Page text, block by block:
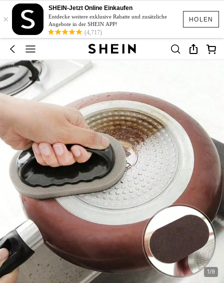
HOLEN
×
SHEIN-Jetzt Online Einkaufen
Entdecke weitere exklusive Rabatte und zusätzliche
Angebote in der SHEIN APP!
(4,717)
1/9